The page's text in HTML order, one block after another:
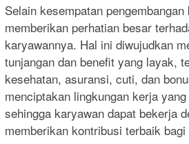
Selain kesempatan
memberikan perhatian besar
karyawannya. Hal ini diwujudkan
tunjangan dan benefit yang layak,
kesehatan, asuransi, cuti, dan
menciptakan lingkungan kerja
sehingga karyawan dapat bekerja
memberikan kontribusi terbaik bagi